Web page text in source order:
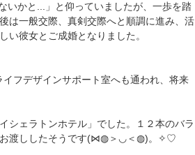
いかと...」と仰っていましたが、一歩を踏
は一般交際、真剣交際へと順調に進み、活
い彼女とご成婚となりました。
フデザインサポート室へも通われ、将来
シェラトンホテル」でした。１２本のバラ
お渡ししたそうです(⋈◍＞◡＜◍)。✧♡